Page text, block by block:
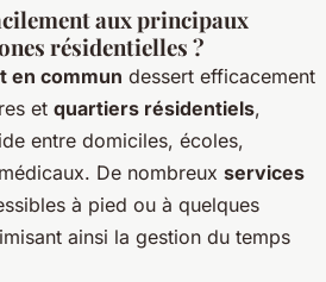
aux principaux
résidentielles ?
en commun dessert efficacement
et quartiers résidentiels,
entre domiciles, écoles,
De nombreux services
à pied ou à quelques
ainsi la gestion du temps